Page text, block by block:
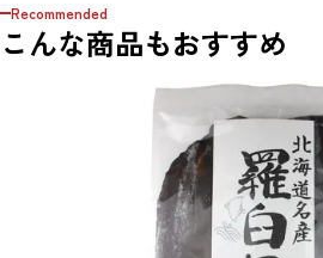
Recommended
こんな商品もおすすめ